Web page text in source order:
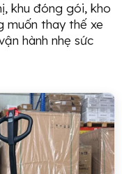
khu đóng gói, kho
muốn thay thế xe
hành nhẹ sức